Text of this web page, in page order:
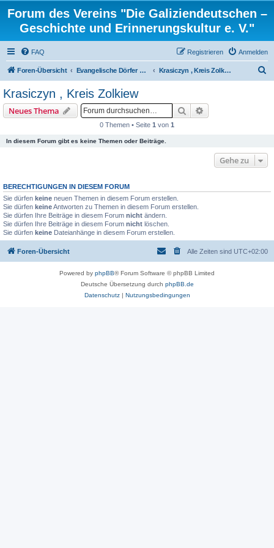
Forum des Vereins "Die Galiziendeutschen –
Geschichte und Erinnerungskultur e. V."
FAQ Anmelden
Registrieren
Foren-Übersicht Evangelische Dörfer und ortsbezogene Familienforschung Krasiczyn , Kreis Zolkiew
Krasiczyn , Kreis Zolkiew
Neues Thema Suche
0 Themen • Seite 1 von 1
In diesem Forum gibt es keine Themen oder Beiträge.
Gehe zu
BERECHTIGUNGEN IN DIESEM FORUM
Sie dürfen keine neuen Themen in diesem Forum erstellen.
Sie dürfen keineAntworten zu Themen in diesem Forum erstellen.
Sie dürfen Ihre Beiträge in diesem Forum nicht ändern.
Sie dürfen Ihre Beiträge in diesem Forum nicht löschen.
Sie dürfen keine Dateianhänge in diesem Forum erstellen.
Foren-Übersicht Alle Zeiten sind UTC+02:00
Powered by phpBB® Forum Software © phpBB Limited
Deutsche Übersetzung durch phpBB.de
Datenschutz| Nutzungsbedingungen